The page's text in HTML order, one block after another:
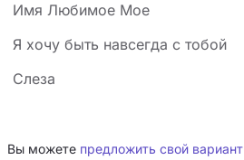
Имя Любимое Мое
Я хочу быть навсегда с тобой
Слеза
Вы можете предложить свой вариант